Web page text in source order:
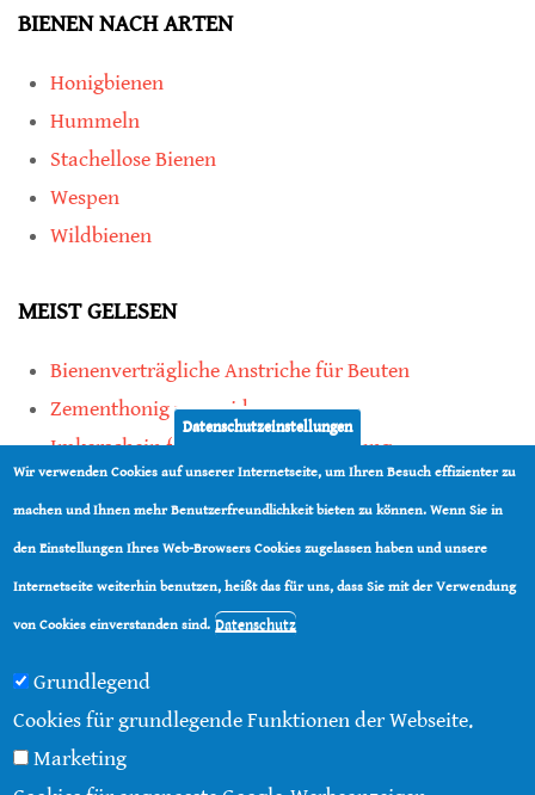
BIENEN NACH ARTEN
Honigbienen
Hummeln
Stachellose Bienen
Wespen
Wildbienen
MEIST GELESEN
Bienenverträgliche Anstriche für Beuten
Zementhonig vermeiden
Imkerschein für Honigbienen-Haltung
Kauf von Mittelwänden ist Vertrauenssache
teilen
Datenschutzeinstellungen
Wir verwenden Cookies auf unserer Internetseite, um Ihren Besuch effizienter zu
machen und Ihnen mehr Benutzerfreundlichkeit bieten zu können. Wenn Sie in
den Einstellungen Ihres Web-Browsers Cookies zugelassen haben und unsere
Internetseite weiterhin benutzen, heißt das für uns, dass Sie mit der Verwendung
von Cookies einverstanden sind. Datenschutz
Grundlegend
Cookies für grundlegende Funktionen der Webseite.
Marketing